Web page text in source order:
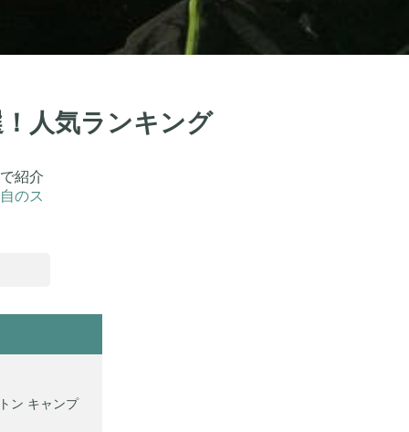
人気ランキング
紹介
のス
ン キャンプ